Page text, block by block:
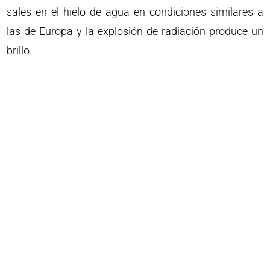
sales en el hielo de agua en condiciones similares a
las de Europa y la explosión de radiación produce un
brillo.